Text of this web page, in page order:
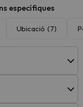
específiques
Ubicació (7)